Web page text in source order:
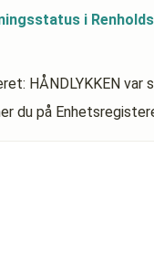
i
HÅNDLYKKEN var
du på